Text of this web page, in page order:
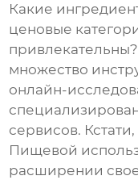
Какие
ценовые
множество
онлайн-
сервисов.
Пищевой
расширении